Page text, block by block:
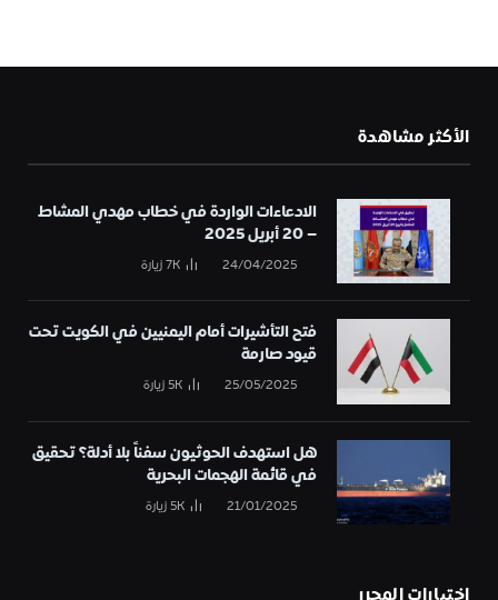
الأكثر مشاهدة
الادعاءات الواردة في خطاب مهدي المشاط
– 20 أبريل 2025
24/04/2025
7Kزيارة
فتح التأشيرات أمام اليمنيين في الكويت تحت
قيود صارمة
25/05/2025
5Kزيارة
هل استهدف الحوثيون سفناً بلا أدلة؟ تحقيق
في قائمة الهجمات البحرية
21/01/2025
5Kزيارة